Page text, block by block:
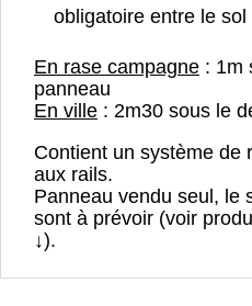
obligatoire entre le
En rase campagne : 1m
panneau
En ville : 2m30 sous le
Contient un système de
aux rails.
Panneau vendu seul, le
sont à prévoir (voir
↓).